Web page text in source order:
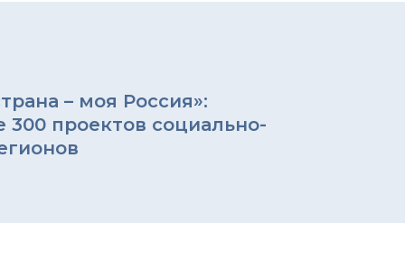
– моя Россия»:
300 проектов социально-